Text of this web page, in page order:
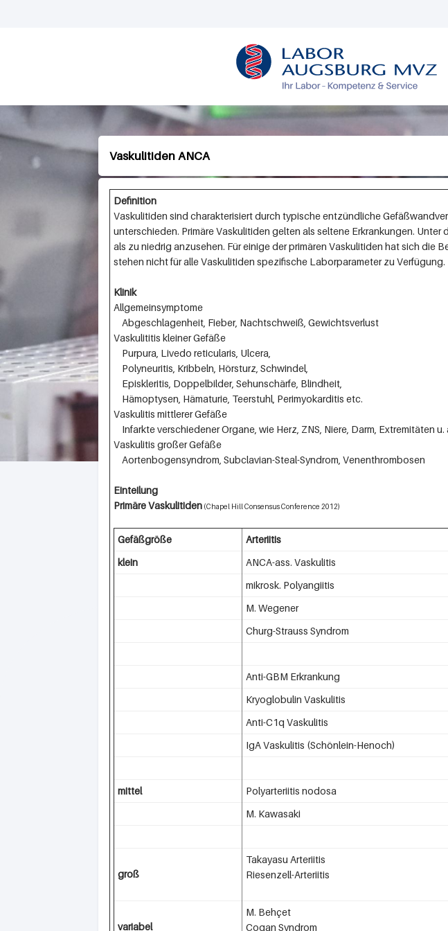
O
Vaskulitiden ANCA
Definition
Vaskulitiden sind charakterisiert durch typische entzündliche
unterschieden. Primäre Vaskulitiden gelten als seltene Erkrankungen.
als zu niedrig anzusehen. Für einige der primären Vaskulitiden hat sich die
stehen nicht für alle Vaskulitiden spezifische Laborparameter zu Verfügung.
Klinik
Allgemeinsymptome
Abgeschlagenheit, Fieber, Nachtschweiß, Gewichtsverlust
Vaskulititis kleiner Gefäße
Purpura, Livedo reticularis, Ulcera,
Polyneuritis, Kribbeln, Hörsturz, Schwindel,
Episkleritis, Doppelbilder, Sehunschärfe, Blindheit,
Hämoptysen, Hämaturie, Teerstuhl, Perimyokarditis etc.
Vaskulitis mittlerer Gefäße
Infarkte verschiedener Organe, wie Herz, ZNS, Niere, Darm, Extremitäten u.
Vaskulitis großer Gefäße
Aortenbogensyndrom, Subclavian-Steal-Syndrom, Venenthrombosen
Einteilung
Primäre Vaskulitiden (Chapel Hill Consensus Conference 2012)
Gefäßgröße Arteriitis
klein
ANCA-ass. Vaskulitis
mikrosk. Polyangiitis
M. Wegener
Churg-Strauss Syndrom
Anti-GBM Erkrankung
Kryoglobulin Vaskulitis
Anti-C1q Vaskulitis
IgA Vaskulitis (Schönlein-Henoch)
mittel Polyarteriitis nodosa
M. Kawasaki
groß
Takayasu Arteriitis
Riesenzell-Arteriitis
variabel
M. Behçet
Cogan Syndrom